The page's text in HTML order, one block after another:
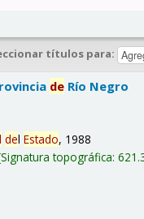
títulos para:
de Río Negro
delEstado, 1988
Signatura topográfica: